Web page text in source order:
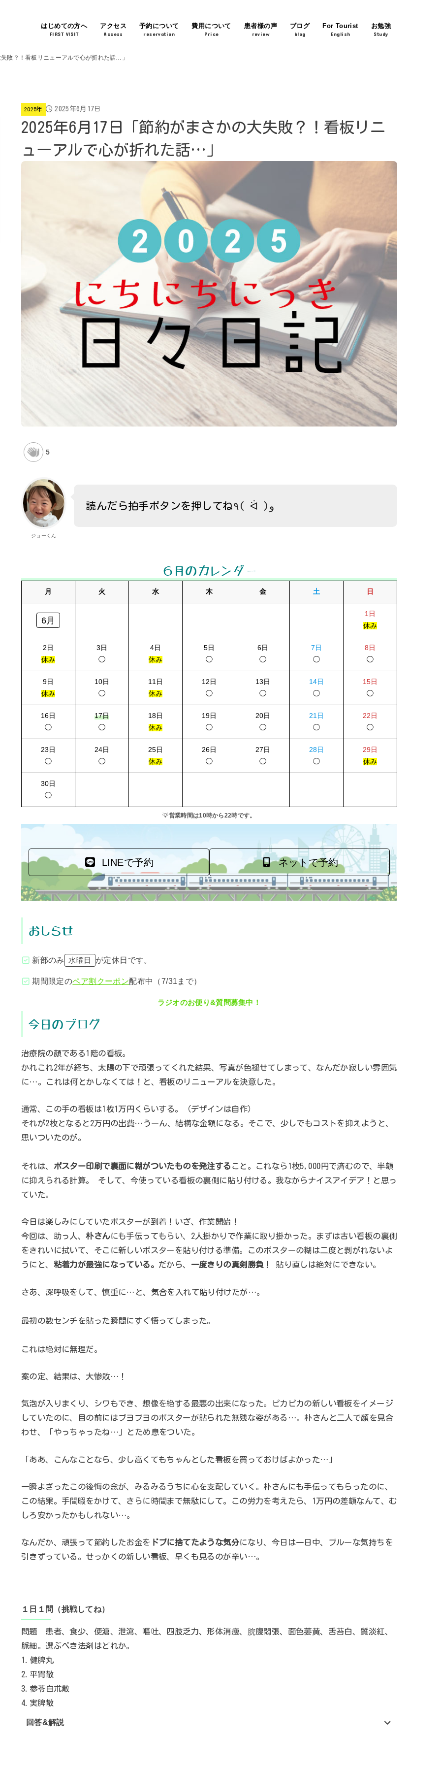
はじめての方へ
FIRST VISIT
アクセス
Access
予約について
reservation
費用について
Price
患者様の声
review
ブログ
blog
For Tourist
English
お勉強
Study
敗？！看板リニューアルで心が折れた話…」
2025年 2025年6月17日
2025年6月17日「節約がまさかの大失敗？！看板リニ
ューアルで心が折れた話…」
5
ジョーくん
読んだら拍手ボタンを押してね ٩( ᐛ )و
６月のカレンダー
月 火 水 木 金 土 日
6月
1日
休み
2日
休み
3日
◯
4日
休み
5日
◯
6日
◯
7日
◯
8日
◯
9日
休み
10日
◯
11日
休み
12日
◯
13日
◯
14日
◯
15日
◯
16日
◯
17日
◯
18日
休み
19日
◯
20日
◯
21日
◯
22日
◯
23日
◯
24日
◯
25日
休み
26日
◯
27日
◯
28日
◯
29日
休み
30日
◯
💡営業時間は10時から22時です。
LINEで予約 ネットで予約
おしらせ
新部のみ 水曜日 が定休日です。
期間限定のペア割クーポン配布中（7/31まで）
ラジオのお便り&質問募集中！
今日のブログ
治療院の顔である1階の看板。
かれこれ2年が経ち、太陽の下で頑張ってくれた結果、写真が色褪せてしまって、なんだか寂しい雰囲気
に…。これは何とかしなくては！と、看板のリニューアルを決意した。
通常、この手の看板は1枚1万円くらいする。（デザインは自作）
それが2枚となると2万円の出費…うーん、結構な金額になる。そこで、少しでもコストを抑えようと、
思いついたのが。
それは、 ポスター印刷で裏面に糊がついたものを発注する こと。これなら1枚5,000円で済むので、半額
に抑えられる計算。 そして、今使っている看板の裏側に貼り付ける。我ながらナイスアイデア！と思っ
ていた。
今日は楽しみにしていたポスターが到着！いざ、作業開始！
今回は、助っ人、朴さんにも手伝ってもらい、2人掛かりで作業に取り掛かった。まずは古い看板の裏側
をきれいに拭いて、そこに新しいポスターを貼り付ける準備。このポスターの糊は二度と剥がれないよ
うにと、 粘着力が最強になっている。 だから、 一度きりの真剣勝負！ 貼り直しは絶対にできない。
さあ、深呼吸をして、慎重に…と、気合を入れて貼り付けたが…。
最初の数センチを貼った瞬間にすぐ悟ってしまった。
これは絶対に無理だ。
案の定、結果は、大惨敗…！
気泡が入りまくり、シワもでき、想像を絶する最悪の出来になった。ピカピカの新しい看板をイメージ
していたのに、目の前にはブヨブヨのポスターが貼られた無残な姿がある…。朴さんと二人で顔を見合
わせ、「やっちゃったね…」とため息をついた。
「ああ、こんなことなら、少し高くてもちゃんとした看板を買っておけばよかった…」
一瞬よぎったこの後悔の念が、みるみるうちに心を支配していく。朴さんにも手伝ってもらったのに、
この結果。手間暇をかけて、さらに時間まで無駄にして。この労力を考えたら、1万円の差額なんて、む
しろ安かったかもしれない…。
なんだか、頑張って節約したお金を ドブに捨てたような気分になり、今日は一日中、ブルーな気持ちを
引きずっている。せっかくの新しい看板、早くも見るのが辛い…。
１日１問（挑戦してね）
問題 患者、食少、便溏、泄瀉、嘔吐、四肢乏力、形体消痩、脘腹悶張、面色萎黄、舌苔白、質淡紅、
脈細。選ぶべき法剤はどれか。
1.健脾丸
2.平胃散
3.参苓白朮散
4.実脾散
回答&解説